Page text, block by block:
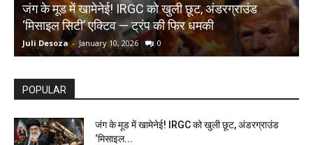
जंग के मूड में खामेनेई! IRGC को खुली छूट, अंडरग्राउंड
‘मिसाइल सिटी’ एक्टिव — ट्रंप की फिर धमकी
Juli Desoza - January 10, 2026 0
POPULAR
जंग के मूड में खामेनेई! IRGC को खुली छूट, अंडरग्राउंड
‘मिसाइल...